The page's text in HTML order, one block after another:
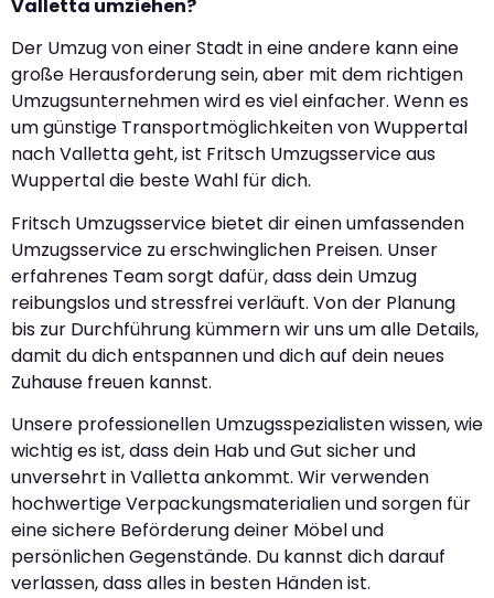
Valletta umziehen?
Der Umzug von einer Stadt in eine andere kann eine
große Herausforderung sein, aber mit dem richtigen
Umzugsunternehmen wird es viel einfacher. Wenn es
um günstige Transportmöglichkeiten von Wuppertal
nach Valletta geht, ist Fritsch Umzugsservice aus
Wuppertal die beste Wahl für dich.
Fritsch Umzugsservice bietet dir einen umfassenden
Umzugsservice zu erschwinglichen Preisen. Unser
erfahrenes Team sorgt dafür, dass dein Umzug
reibungslos und stressfrei verläuft. Von der Planung
bis zur Durchführung kümmern wir uns um alle Details,
damit du dich entspannen und dich auf dein neues
Zuhause freuen kannst.
Unsere professionellen Umzugsspezialisten wissen, wie
wichtig es ist, dass dein Hab und Gut sicher und
unversehrt in Valletta ankommt. Wir verwenden
hochwertige Verpackungsmaterialien und sorgen für
eine sichere Beförderung deiner Möbel und
persönlichen Gegenstände. Du kannst dich darauf
verlassen, dass alles in besten Händen ist.